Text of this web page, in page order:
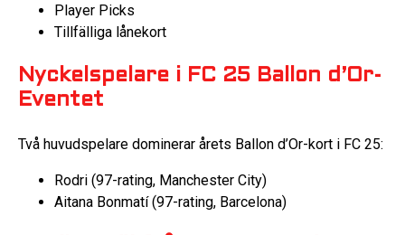
Player Picks
Tillfälliga lånekort
Nyckelspelare i FC 25 Ballon d’Or-
Eventet
Två huvudspelare dominerar årets Ballon d’Or-kort i FC 25:
Rodri (97-rating, Manchester City)
Aitana Bonmatí (97-rating, Barcelona)